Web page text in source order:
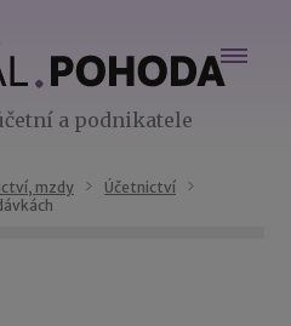
a podnikatele
mzdy
Účetnictví